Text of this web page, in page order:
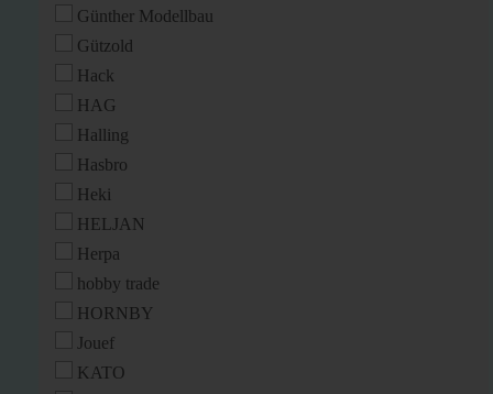
Günther Modellbau
Gützold
Hack
HAG
Halling
Hasbro
Heki
HELJAN
Herpa
hobby trade
HORNBY
Jouef
KATO